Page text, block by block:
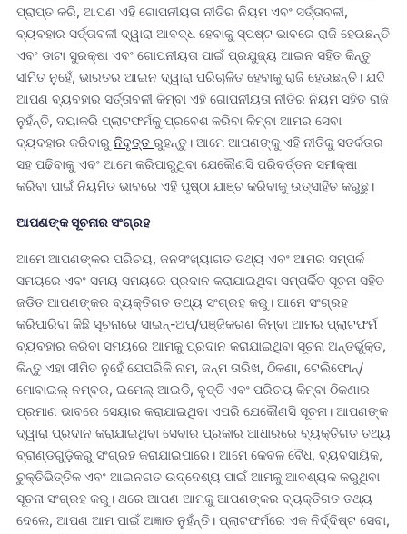
ପ୍ରାପ୍ତ କରି, ଆପଣ ଏହି ଗୋପନୀୟତା ନୀତିର ନିୟମ ଏବଂ ସର୍ତ୍ତାବଳୀ,
ବ୍ୟବହାର ସର୍ତ୍ତାବଳୀ ଦ୍ୱାରା ଆବଦ୍ଧ ହେବାକୁ ସ୍ପଷ୍ଟ ଭାବରେ ରାଜି ହେଉଛନ୍ତି
ଏବଂ ଡାଟା ସୁରକ୍ଷା ଏବଂ ଗୋପନୀୟତା ପାଇଁ ପ୍ରଯୁଜ୍ୟ ଆଇନ ସହିତ କିନ୍ତୁ
ସୀମିତ ନୁହେଁ, ଭାରତର ଆଇନ ଦ୍ୱାରା ପରିଚାଳିତ ହେବାକୁ ରାଜି ହେଉଛନ୍ତି। ଯଦି
ଆପଣ ବ୍ୟବହାର ସର୍ତ୍ତାବଳୀ କିମ୍ବା ଏହି ଗୋପନୀୟତା ନୀତିର ନିୟମ ସହିତ ରାଜି
ନୁହଁନ୍ତି, ଦୟାକରି ପ୍ଲାଟଫର୍ମକୁ ପ୍ରବେଶ କରିବା କିମ୍ବା ଆମର ସେବା
ବ୍ୟବହାର କରିବାରୁ ନିବୃତ୍ତ ରୁହନ୍ତୁ। ଆମେ ଆପଣଙ୍କୁ ଏହି ନୀତିକୁ ସତର୍କତାର
ସହ ପଢିବାକୁ ଏବଂ ଆମେ କରିପାରୁଥିବା ଯେକୌଣସି ପରିବର୍ତ୍ତନ ସମୀକ୍ଷା
କରିବା ପାଇଁ ନିୟମିତ ଭାବରେ ଏହି ପୃଷ୍ଠା ଯାଞ୍ଚ କରିବାକୁ ଉତ୍ସାହିତ କରୁଛୁ।
ଆପଣଙ୍କ ସୂଚନାର ସଂଗ୍ରହ
ଆମେ ଆପଣଙ୍କର ପରିଚୟ, ଜନସଂଖ୍ୟାଗତ ତଥ୍ୟ ଏବଂ ଆମର ସମ୍ପର୍କ
ସମୟରେ ଏବଂ ସମୟ ସମୟରେ ପ୍ରଦାନ କରାଯାଇଥିବା ସମ୍ପର୍କିତ ସୂଚନା ସହିତ
ଜଡିତ ଆପଣଙ୍କର ବ୍ୟକ୍ତିଗତ ତଥ୍ୟ ସଂଗ୍ରହ କରୁ। ଆମେ ସଂଗ୍ରହ
କରିପାରିବା କିଛି ସୂଚନାରେ ସାଇନ୍-ଅପ୍/ପଞ୍ଜିକରଣ କିମ୍ବା ଆମର ପ୍ଲାଟଫର୍ମ
ବ୍ୟବହାର କରିବା ସମୟରେ ଆମକୁ ପ୍ରଦାନ କରାଯାଇଥିବା ସୂଚନା ଅନ୍ତର୍ଭୁକ୍ତ,
କିନ୍ତୁ ଏହା ସୀମିତ ନୁହେଁ ଯେପରିକି ନାମ, ଜନ୍ମ ତାରିଖ, ଠିକଣା, ଟେଲିଫୋନ୍/
ମୋବାଇଲ୍ ନମ୍ବର, ଇମେଲ୍ ଆଇଡି, ବୃତ୍ତି ଏବଂ ପରିଚୟ କିମ୍ବା ଠିକଣାର
ପ୍ରମାଣ ଭାବରେ ସେୟାର କରାଯାଇଥିବା ଏପରି ଯେକୌଣସି ସୂଚନା। ଆପଣଙ୍କ
ଦ୍ୱାରା ପ୍ରଦାନ କରାଯାଇଥିବା ସେବାର ପ୍ରକାର ଆଧାରରେ ବ୍ୟକ୍ତିଗତ ତଥ୍ୟ
ବ୍ରାଣ୍ଡଗୁଡ଼ିକରୁ ସଂଗ୍ରହ କରାଯାଇପାରେ। ଆମେ କେବଳ ବୈଧ, ବ୍ୟବସାୟିକ,
ଚୁକ୍ତିଭିତ୍ତିକ ଏବଂ ଆଇନଗତ ଉଦ୍ଦେଶ୍ୟ ପାଇଁ ଆମକୁ ଆବଶ୍ୟକ କରୁଥିବା
ସୂଚନା ସଂଗ୍ରହ କରୁ। ଥରେ ଆପଣ ଆମକୁ ଆପଣଙ୍କର ବ୍ୟକ୍ତିଗତ ତଥ୍ୟ
ଦେଲେ, ଆପଣ ଆମ ପାଇଁ ଅଜ୍ଞାତ ନୁହଁନ୍ତି। ପ୍ଲାଟଫର୍ମରେ ଏକ ନିର୍ଦ୍ଦିଷ୍ଟ ସେବା,